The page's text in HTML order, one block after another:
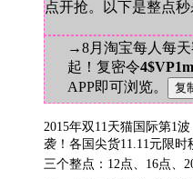
点开抢。以下是整点秒
→8月淘宝每人每天
起！复密令
APP即可浏览。
2015年双11天猫国际第1
袭！各国尖货11.11元限时
三个整点：12点、16点、